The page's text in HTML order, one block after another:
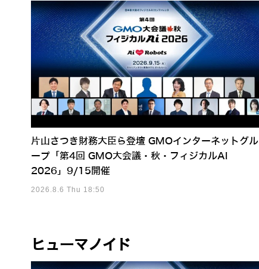
片山さつき財務大臣ら登壇 GMOインターネットグル
ープ「第4回 GMO大会議・秋・フィジカルAI
2026」9/15開催
2026.8.6 Thu 18:50
ヒューマノイド